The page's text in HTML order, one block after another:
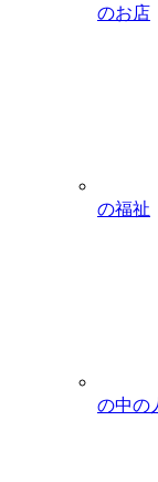
のお店
の福祉
の中の